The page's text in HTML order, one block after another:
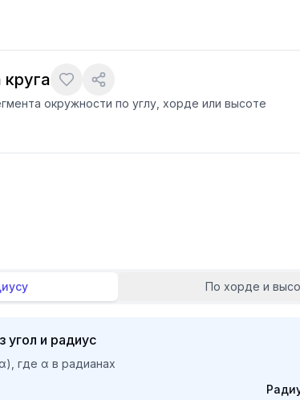
окружности по углу, хорде или высоте
По хорде и
угол и радиус
где α в радианах